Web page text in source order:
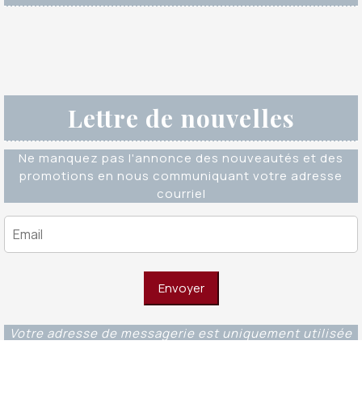
Lettre de nouvelles
Ne manquez pas l'annonce des nouveautés et des
promotions en nous communiquant votre adresse
courriel
Votre adresse de messagerie est uniquement utilisée